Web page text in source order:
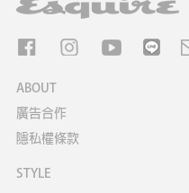
ABOUT
廣告合作
隱私權條款
STYLE